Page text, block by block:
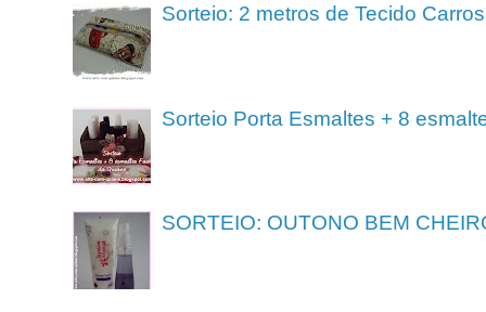
Sorteio: 2 metros de Tecido Carros
Sorteio Porta Esmaltes + 8
SORTEIO: OUTONO BEM